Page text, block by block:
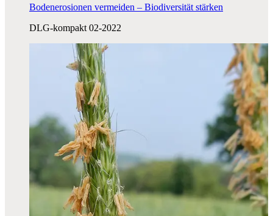
Bodenerosionen vermeiden – Biodiversität stärken
DLG-kompakt 02-2022